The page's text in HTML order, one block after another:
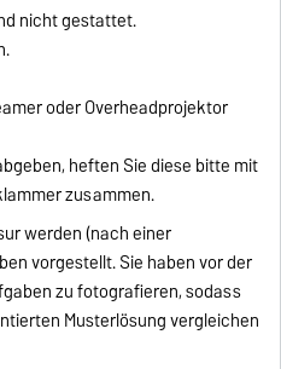
nicht gestattet.
oder Overheadprojektor
heften Sie diese bitte mit
zusammen.
werden (nach einer
vorgestellt. Sie haben vor der
zu fotografieren, sodass
Musterlösung vergleichen